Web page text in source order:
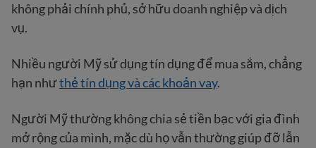
không phải chính phủ, sở hữu doanh nghiệp và dịch
vụ.
Nhiều người Mỹ sử dụng tín dụng để mua sắm, chẳng
hạn nhưthẻ tín dụng và các khoản vay.
Người Mỹ thường không chia sẻ tiền bạc với gia đình
mở rộng của mình, mặc dù họ vẫn thường giúp đỡ lẫn